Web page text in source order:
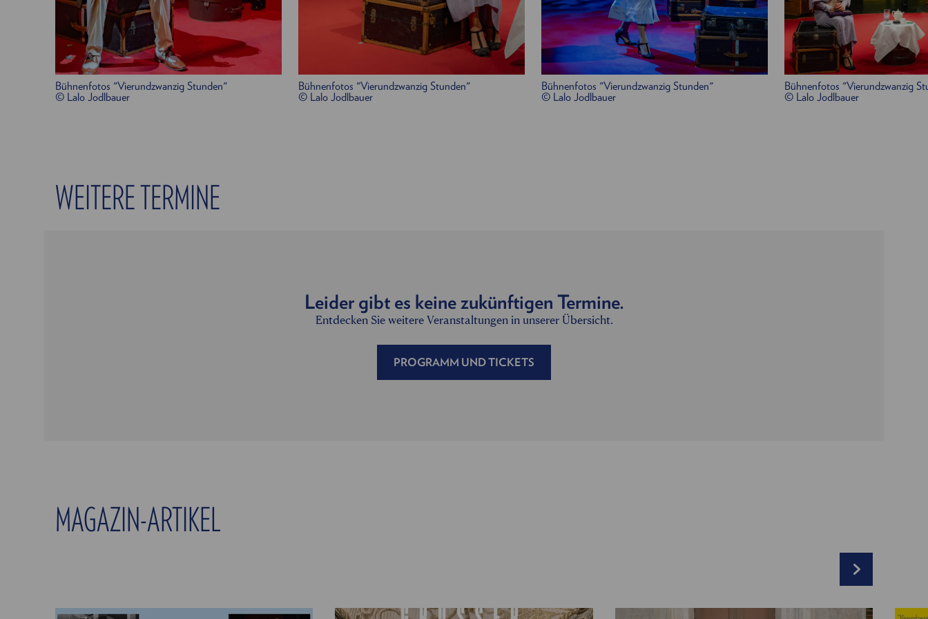
Bühnenfotos "Vierundzwanzig Stunden"
© Lalo Jodlbauer
Bühnenfotos "Vierundzwanzig Stunden"
© Lalo Jodlbauer
Bühnenfotos "Vierundzwanzig Stunden"
© Lalo Jodlbauer
Bühnenfotos "Vierundzwanzig
© Lalo Jodlbauer
WEITERE TERMINE
Leider gibt es keine zukünftigen Termine.
Entdecken Sie weitere Veranstaltungen in unserer Übersicht.
PROGRAMM UND TICKETS
MAGAZIN-ARTIKEL